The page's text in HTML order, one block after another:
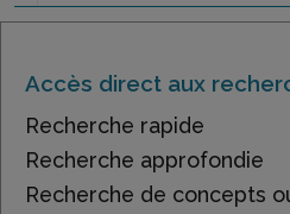
Accès direct aux
Recherche rapide
Recherche approfondie
Recherche de concepts